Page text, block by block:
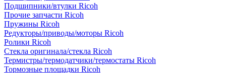
Подшипники/втулки Ricoh
Прочие запчасти Ricoh
Пружины Ricoh
Редукторы/приводы/моторы Ricoh
Ролики Ricoh
Стекла оригинала/стекла Ricoh
Термистры/термодатчики/термостаты Ricoh
Тормозные площадки Ricoh